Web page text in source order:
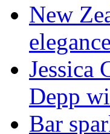
New
Jessica
Depp
Bar